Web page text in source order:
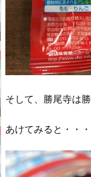
そして、勝尾寺は
あけてみると・・・